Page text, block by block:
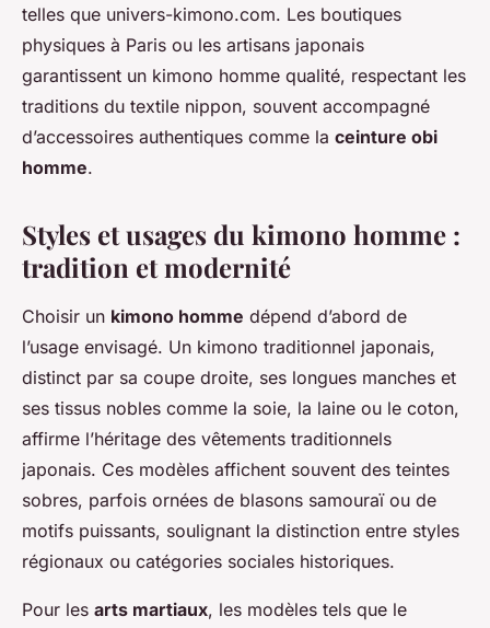
telles que univers-kimono.com. Les boutiques
physiques à Paris ou les artisans japonais
garantissent un kimono homme qualité, respectant les
traditions du textile nippon, souvent accompagné
d’accessoires authentiques comme la ceinture obi
homme.
Styles et usages du kimono homme :
tradition et modernité
Choisir un kimono homme dépend d’abord de
l’usage envisagé. Un kimono traditionnel japonais,
distinct par sa coupe droite, ses longues manches et
ses tissus nobles comme la soie, la laine ou le coton,
affirme l’héritage des vêtements traditionnels
japonais. Ces modèles affichent souvent des teintes
sobres, parfois ornées de blasons samouraï ou de
motifs puissants, soulignant la distinction entre styles
régionaux ou catégories sociales historiques.
Pour les arts martiaux, les modèles tels que le